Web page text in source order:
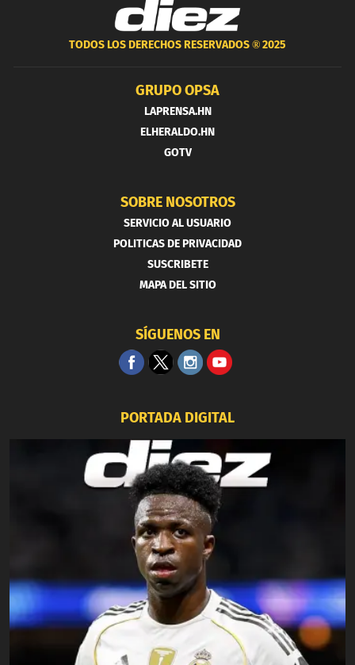
TODOS LOS DERECHOS RESERVADOS ®2025
GRUPO OPSA
LAPRENSA.HN
ELHERALDO.HN
GOTV
SOBRE NOSOTROS
SERVICIO AL USUARIO
POLITICAS DE PRIVACIDAD
SUSCRIBETE
MAPA DEL SITIO
SÍGUENOS EN
PORTADA DIGITAL